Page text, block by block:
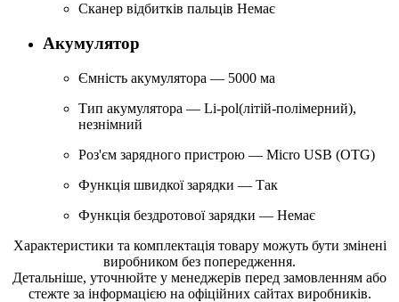
Сканер відбитків пальців Немає
Акумулятор
Ємність акумулятора — 5000 ма
Тип акумулятора — Li-pol(літій-полімерний),
незнімний
Роз'єм зарядного пристрою — Micro USB (OTG)
Функція швидкої зарядки — Так
Функція бездротової зарядки — Немає
Характеристики та комплектація товару можуть бути змінені
виробником без попередження.
Детальніше, уточнюйте у менеджерів перед замовленням або
стежте за інформацією на офіційних сайтах виробників.